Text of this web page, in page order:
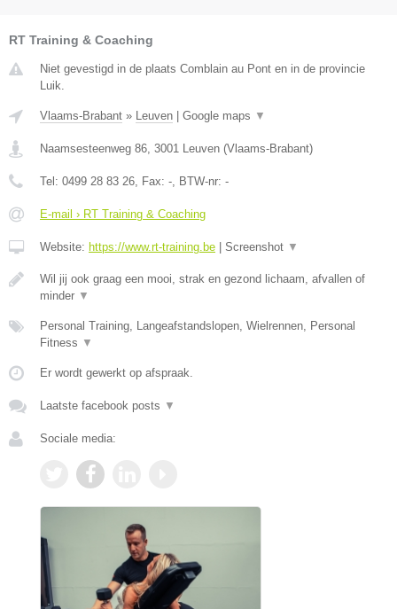
RT Training & Coaching
Niet gevestigd in de plaats Comblain au Pont en in de provincie
Luik.
Vlaams-Brabant » Leuven Google maps ▼
Naamsesteenweg 86, 3001 Leuven (Vlaams-Brabant)
Tel: 0499 28 83 26, Fax: -, BTW-nr: -
E-mail › RT Training & Coaching
Website: https://www.rt-training.be Screenshot ▼
Wil jij ook graag een mooi, strak en gezond lichaam, afvallen of
minder ▼
Personal Training, Langeafstandslopen, Wielrennen, Personal
Fitness ▼
Er wordt gewerkt op afspraak.
Laatste facebook posts ▼
Sociale media: